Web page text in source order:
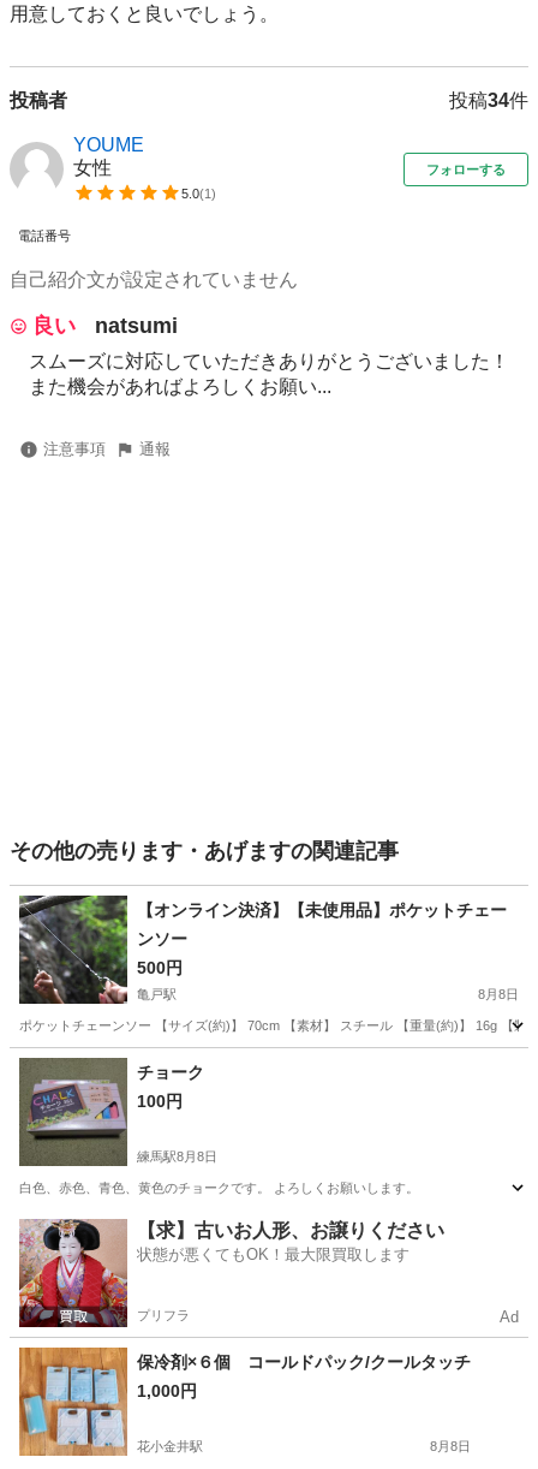
用意しておくと良いでしょう。
投稿者 投稿34件
YOUME
女性
5.0(1)
フォローする
電話番号
自己紹介文が設定されていません
良い natsumi
スムーズに対応していただきありがとうございました！
また機会があればよろしくお願い...
注意事項 通報
その他の売ります・あげますの関連記事
【オンライン決済】【未使用品】ポケットチェー
ンソー
500円
亀戸駅 8月8日
ポケットチェーンソー 【サイズ(約)】 70cm 【素材】 スチール 【重量(約)】 16g 【
東京 江東区
チョーク
100円
練馬駅8月8日
白色、赤色、青色、黄色のチョークです。 よろしくお願いします。
東京 練馬区 練馬駅 その他 チョーク
【求】古いお人形、お譲りください
状態が悪くてもOK！最大限買取します
プリフラ Ad
保冷剤×６個 コールドパック/クールタッチ
1,000円
花小金井駅 8月8日